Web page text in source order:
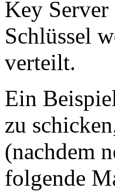
Key Server
Schlüssel
verteilt.
Ein
zu
(nachdem
folgende